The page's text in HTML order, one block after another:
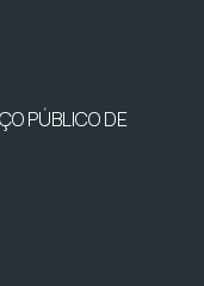
PÚBLICO DE